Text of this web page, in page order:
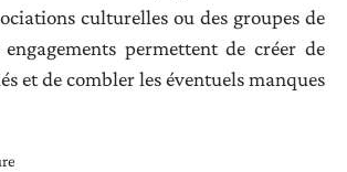
culturelles ou des groupes de
engagements permettent de créer de
et de combler les éventuels manques